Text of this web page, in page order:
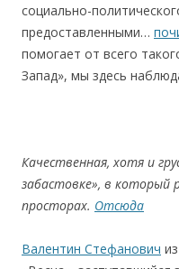
социально-
предоставленными…
помогает от всего
Запад», мы здесь
Качественная, хотя и
забастовке», в который
просторах. Отсюда
Валентин Стефанович